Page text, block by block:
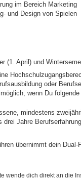
im Bereich Marketing
und Design von Spielen
(1. April) und
oder
wenn Du
mindestens
drei Jahre
übernimmt dein
wende dich direkt an die